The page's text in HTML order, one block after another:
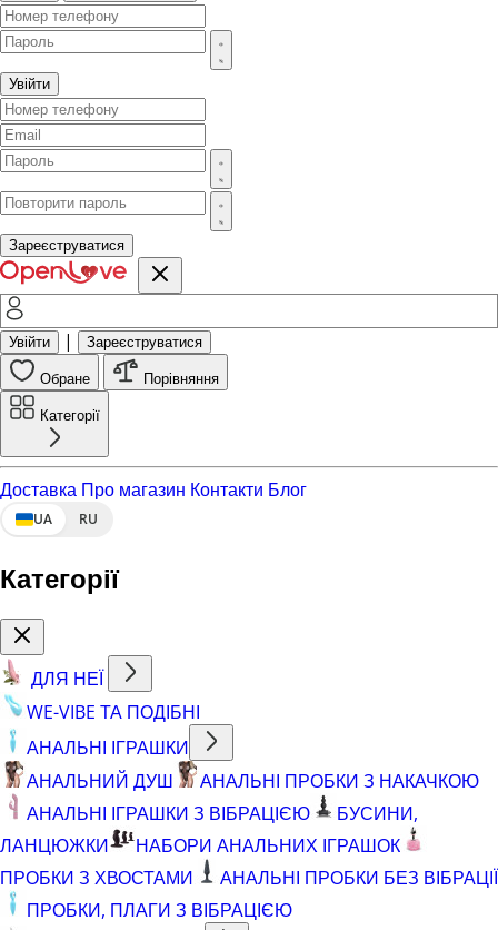
Увійти
Зареєструватися
Увійти | Зареєструватися
Обране Порівняння
Категорії
Доставка Про магазин Контакти Блог
UA RU
Категорії
ДЛЯ НЕЇ
WE-VIBE ТА ПОДІБНІ
АНАЛЬНІ ІГРАШКИ
АНАЛЬНИЙ ДУШ
АНАЛЬНІ ПРОБКИ З НАКАЧКОЮ
АНАЛЬНІ ІГРАШКИ З ВІБРАЦІЄЮ
БУСИНИ,
ЛАНЦЮЖКИ
НАБОРИ АНАЛЬНИХ ІГРАШОК
ПРОБКИ З ХВОСТАМИ
АНАЛЬНІ ПРОБКИ БЕЗ ВІБРАЦІЇ
ПРОБКИ, ПЛАГИ З ВІБРАЦІЄЮ